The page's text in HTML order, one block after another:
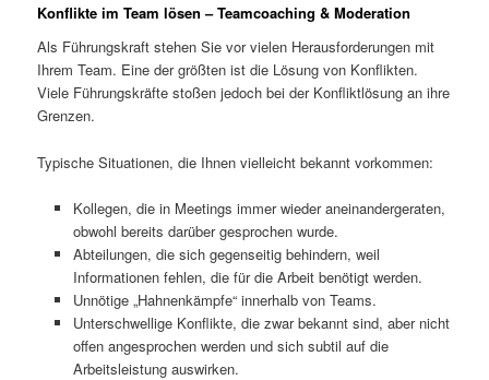
Konflikte im Team lösen – Teamcoaching & Moderation
Als Führungskraft stehen Sie vor vielen Herausforderungen mit
Ihrem Team. Eine der größten ist die Lösung von Konflikten.
Viele Führungskräfte stoßen jedoch bei der Konfliktlösung an ihre
Grenzen.
Typische Situationen, die Ihnen vielleicht bekannt vorkommen:
Kollegen, die in Meetings immer wieder aneinandergeraten,
obwohl bereits darüber gesprochen wurde.
Abteilungen, die sich gegenseitig behindern, weil
Informationen fehlen, die für die Arbeit benötigt werden.
Unnötige „Hahnenkämpfe“ innerhalb von Teams.
Unterschwellige Konflikte, die zwar bekannt sind, aber nicht
offen angesprochen werden und sich subtil auf die
Arbeitsleistung auswirken.